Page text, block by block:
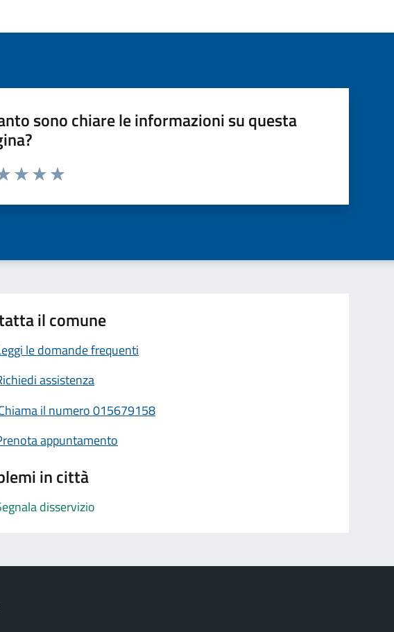
sono chiare le informazioni su questa
da 1 a 5 stelle la pagina
il comune
le domande frequenti
assistenza
il numero 015679158
appuntamento
in città
disservizio